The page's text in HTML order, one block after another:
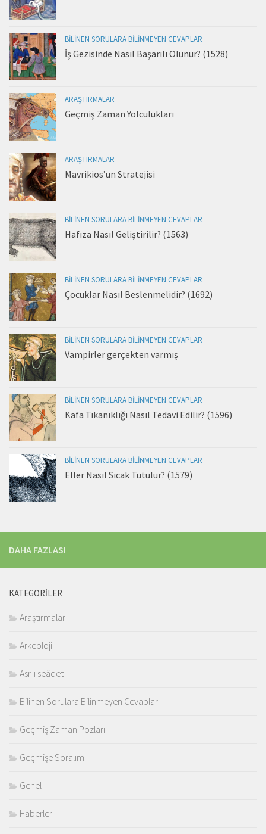
BILINEN SORULARA BILINMEYEN CEVAPLAR
İş Gezisinde Nasıl Başarılı Olunur? (1528)
ARAŞTIRMALAR
Geçmiş Zaman Yolculukları
ARAŞTIRMALAR
Mavrikios’un Stratejisi
BILINEN SORULARA BILINMEYEN CEVAPLAR
Hafıza Nasıl Geliştirilir? (1563)
BILINEN SORULARA BILINMEYEN CEVAPLAR
Çocuklar Nasıl Beslenmelidir? (1692)
BILINEN SORULARA BILINMEYEN CEVAPLAR
Vampirler gerçekten varmış
BILINEN SORULARA BILINMEYEN CEVAPLAR
Kafa Tıkanıklığı Nasıl Tedavi Edilir? (1596)
BILINEN SORULARA BILINMEYEN CEVAPLAR
Eller Nasıl Sıcak Tutulur? (1579)
DAHA FAZLASI
KATEGORILER
Araştırmalar
Arkeoloji
Asr-ı seâdet
Bilinen Sorulara Bilinmeyen Cevaplar
Geçmiş Zaman Pozları
Geçmişe Soralım
Genel
Haberler